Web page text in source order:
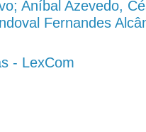
Aníbal Azevedo,
Fernandes
- LexCom